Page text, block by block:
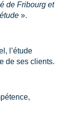
de Fribourg et
étude».
l’étude
de ses clients.